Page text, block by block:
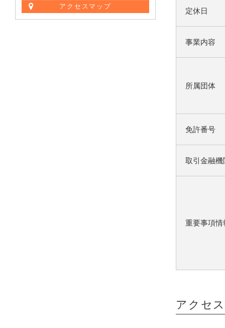
定休日
事業内容
所属団体
免許番号
取引金融機
重要事項情
アクセ
アクセスマップ